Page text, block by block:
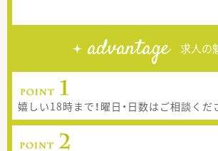
advantage 求人の
嬉しい18時まで！曜日・日数はご相談くだ